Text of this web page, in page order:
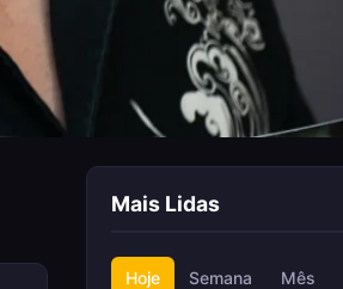
Mais Lidas
Hoje Semana Mês